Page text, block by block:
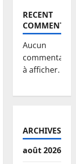
RECENT
COMMENTS
Aucun
commentaire
à afficher.
ARCHIVES
août 2026